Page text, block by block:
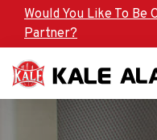
Skip
main
content
Would You Like To Be
Partner?